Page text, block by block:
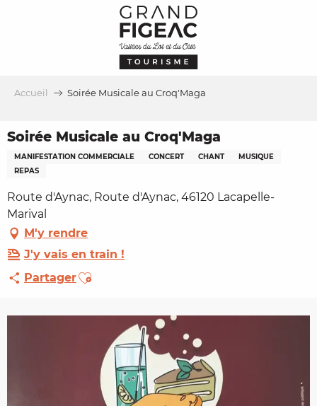
Accueil Soirée Musicale au Croq'Maga
Soirée Musicale au Croq'Maga
MANIFESTATION COMMERCIALE CONCERT CHANT
MUSIQUE
REPAS
Route d'Aynac, Route d'Aynac, 46120 Lacapelle-
Marival
M'y rendre
J'y vais en train !
PartagerAjouter aux favoris